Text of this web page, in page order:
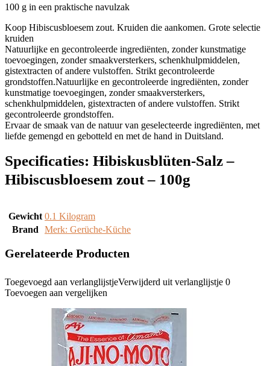
100 g in een praktische navulzak
Koop Hibiscusbloesem zout. Kruiden die aankomen. Grote selectie
kruiden
Natuurlijke en gecontroleerde ingrediënten, zonder kunstmatige
toevoegingen, zonder smaakversterkers, schenkhulpmiddelen,
gistextracten of andere vulstoffen. Strikt gecontroleerde
grondstoffen.Natuurlijke en gecontroleerde ingrediënten, zonder
kunstmatige toevoegingen, zonder smaakversterkers,
schenkhulpmiddelen, gistextracten of andere vulstoffen. Strikt
gecontroleerde grondstoffen.
Ervaar de smaak van de natuur van geselecteerde ingrediënten, met
liefde gemengd en gebotteld en met de hand in Duitsland.
Specificaties: Hibiskusblüten-Salz –
Hibiscusbloesem zout – 100g
Gewicht ‎0.1 Kilogram
Brand
Merk: Gerüche-Küche
Gerelateerde Producten
Toegevoegd aan verlanglijstjeVerwijderd uit verlanglijstje 0
Toevoegen aan vergelijken